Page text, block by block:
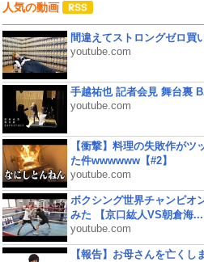
人気の動画
間違えてストロングゼロ買
youtube.com
手越祐也 記者会見 舞台裏
youtube.com
【衝撃】料理の失敗作がツ
た件wwwwww【#2】
youtube.com
ボクシング世界チャンピオ
みた 【京口紘人VS朝倉海...
youtube.com
【報告】お母さんを亡くし